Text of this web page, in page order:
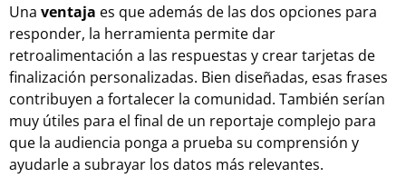
Una ventaja es que además de las dos opciones para
responder, la herramienta permite dar
retroalimentación a las respuestas y crear tarjetas de
finalización personalizadas. Bien diseñadas, esas frases
contribuyen a fortalecer la comunidad. También serían
muy útiles para el final de un reportaje complejo para
que la audiencia ponga a prueba su comprensión y
ayudarle a subrayar los datos más relevantes.